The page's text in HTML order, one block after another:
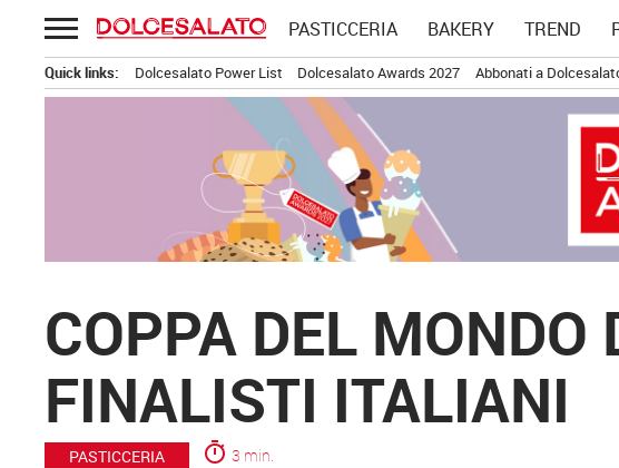
Passa
al
contenuto
PASTICCERIA BAKERY TREND
Quick links: Dolcesalato Power List Dolcesalato Awards 2027 Abbonati a
COPPA DEL
FINALISTI ITALIANI
PASTICCERIA timer 3 min.